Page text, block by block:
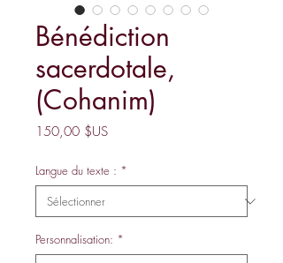
Bénédiction
sacerdotale,
(Cohanim)
150,00 $USPrix
Langue du texte : *
Personnalisation: *